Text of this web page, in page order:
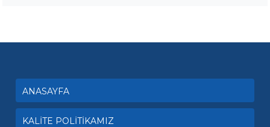
ANASAYFA
KALİTE POLİTİKAMIZ